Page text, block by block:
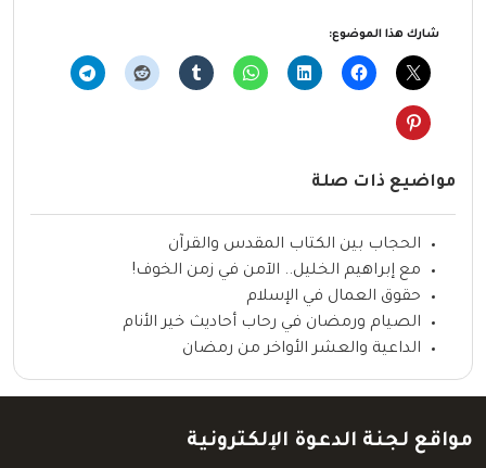
شارك هذا الموضوع:
مواضيع ذات صلة
الحجاب بين الكتاب المقدس والقرآن
مع إبراهيم الخليل.. الآمن في زمن الخوف!
حقوق العمال في الإسلام
الصيام ورمضان في رحاب أحاديث خير الأنام
الداعية والعشر الأواخر من رمضان
مواقع لجنة الدعوة الإلكترونية